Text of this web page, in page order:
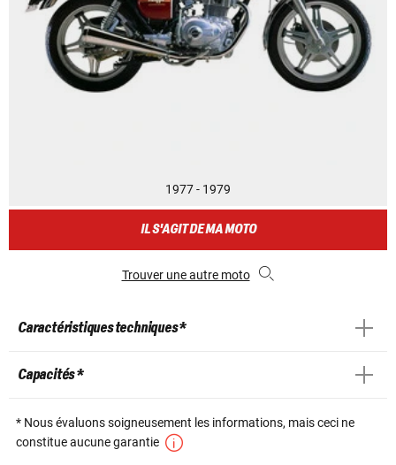
1977 - 1979
IL S'AGIT DE MA MOTO
Trouver une autre moto
Caractéristiques techniques *
Capacités *
* Nous évaluons soigneusement les informations, mais ceci ne
constitue aucune garantie